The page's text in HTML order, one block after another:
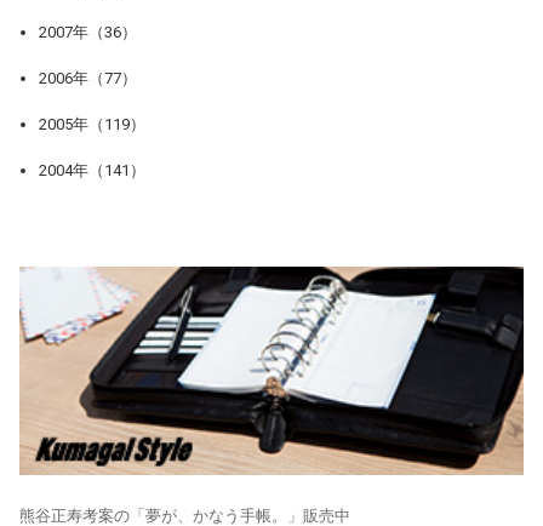
2007年（36）
2006年（77）
2005年（119）
2004年（141）
熊谷正寿考案の「夢が、かなう手帳。」販売中